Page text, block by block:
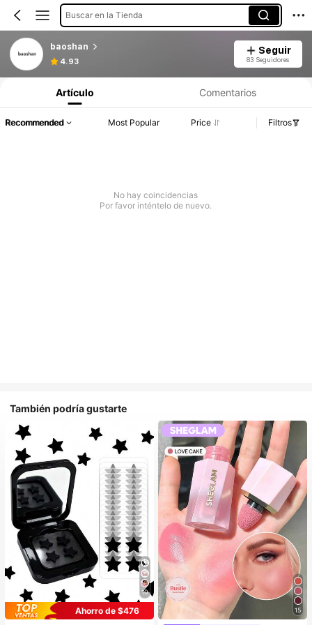
Buscar en la Tienda
baoshan
4.93
Seguir
83 Seguidores
Artículo Comentarios
Recommended Most Popular Price Filtros
No hay coincidencias
Por favor inténtelo de nuevo.
También podría gustarte
10
Ahorro de $476
15